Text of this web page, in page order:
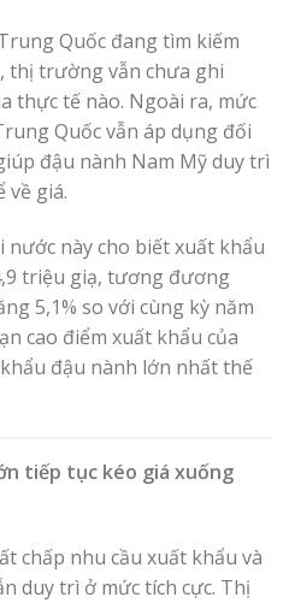
Quốc đang tìm kiếm
thị trường vẫn chưa ghi
thực tế nào. Ngoài ra, mức
Quốc vẫn áp dụng đối
đậu nành Nam Mỹ duy trì
về giá.
này cho biết xuất khẩu
triệu giạ, tương đương
5,1% so với cùng kỳ năm
cao điểm xuất khẩu của
đậu nành lớn nhất thế
tiếp tục kéo giá xuống
chấp nhu cầu xuất khẩu và
duy trì ở mức tích cực. Thị